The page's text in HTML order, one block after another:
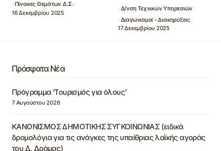
Πίνακες Θεμάτων Δ.Σ.
16 Δεκεμβρίου 2025
Δ/νση Τεχνικών Υπηρεσιών
Διαγωνισμοί - Διακηρύξεις
17 Δεκεμβρίου 2025
Πρόσφατα Νέα
Πρόγραμμα ‘Τουρισμός για όλους’
7 Αυγούστου 2026
ΚΑΝΟΝΙΣΜΟΣ ΔΗΜΟΤΙΚΗΣ ΣΥΓΚΟΙΝΩΝΙΑΣ (ειδικά
δρομολόγια για τις ανάγκες της υπαίθριας λαϊκής αγοράς
του Δ. Δράμας)